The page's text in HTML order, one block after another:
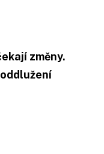
změny.